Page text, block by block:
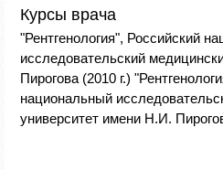
Курсы врача
"Рентгенология", Российский
исследовательский
Пирогова (2010 г.)
национальный
университет имени Н.И.